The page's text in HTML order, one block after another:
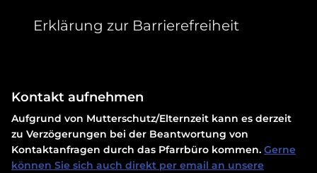
Erklärung zur Barrierefreiheit
Kontakt aufnehmen
Aufgrund von Mutterschutz/Elternzeit kann es derzeit
zu Verzögerungen bei der Beantwortung von
Kontaktanfragen durch das Pfarrbüro kommen. Gerne
können Sie sich auch direkt per email an unsere